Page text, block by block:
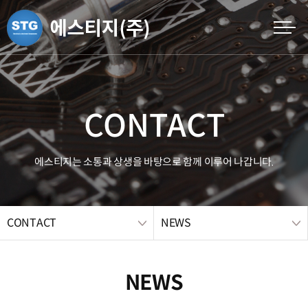
CONTACT
에스티지는 소통과 상생을 바탕으로 함께 이루어 나갑니다.
CONTACT NEWS
NEWS